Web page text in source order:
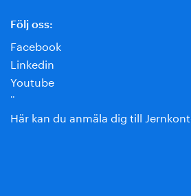
Följ oss:
Facebook
Linkedin
Youtube
¨
Här kan du anmäla dig till